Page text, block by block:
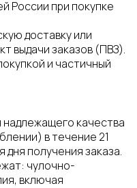
России при покупке
доставку или
выдачи заказов (ПВЗ).
и частичный
качества
в течение 21
дня получения заказа.
чулочно-
включая